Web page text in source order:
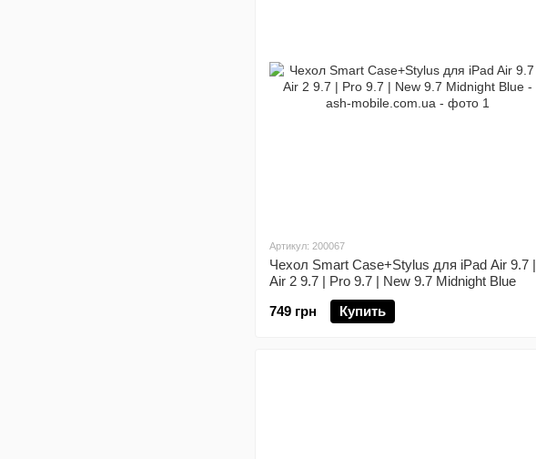
Артикул: 200067
Чехол Smart Case+Stylus для iPad Air 9.7 |
Air 2 9.7 | Pro 9.7 | New 9.7 Midnight Blue
749 грн
Купить